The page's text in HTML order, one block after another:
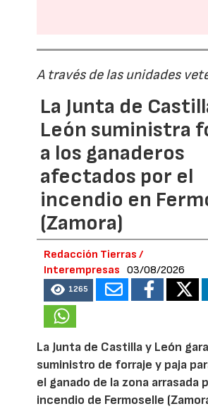
A través de las unidades
La Junta de
León suministra
a los ganaderos
afectados por el
incendio en
(Zamora)
Redacción Tierras /
Interempresas
03/08/2026
1265
La Junta de Castilla y León
suministro de forraje y paja
el ganado de la zona arrasada
incendio de Fermoselle